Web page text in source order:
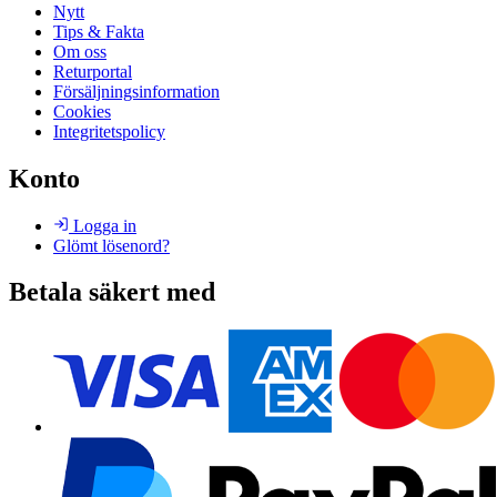
Nytt
Tips & Fakta
Om oss
Returportal
Försäljningsinformation
Cookies
Integritetspolicy
Konto
Logga in
Glömt lösenord?
Betala säkert med